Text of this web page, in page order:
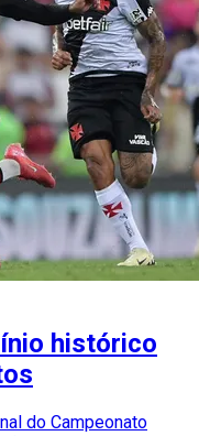
histórico
do Campeonato